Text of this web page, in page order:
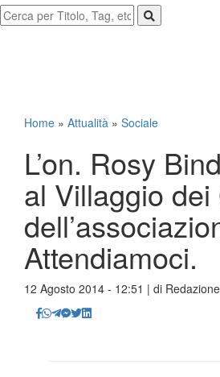
Home » Attualità » Sociale
L’on. Rosy
al Villaggio dei
Attendiamoci.
12 Agosto 2014 - 12:51 | di Redazione